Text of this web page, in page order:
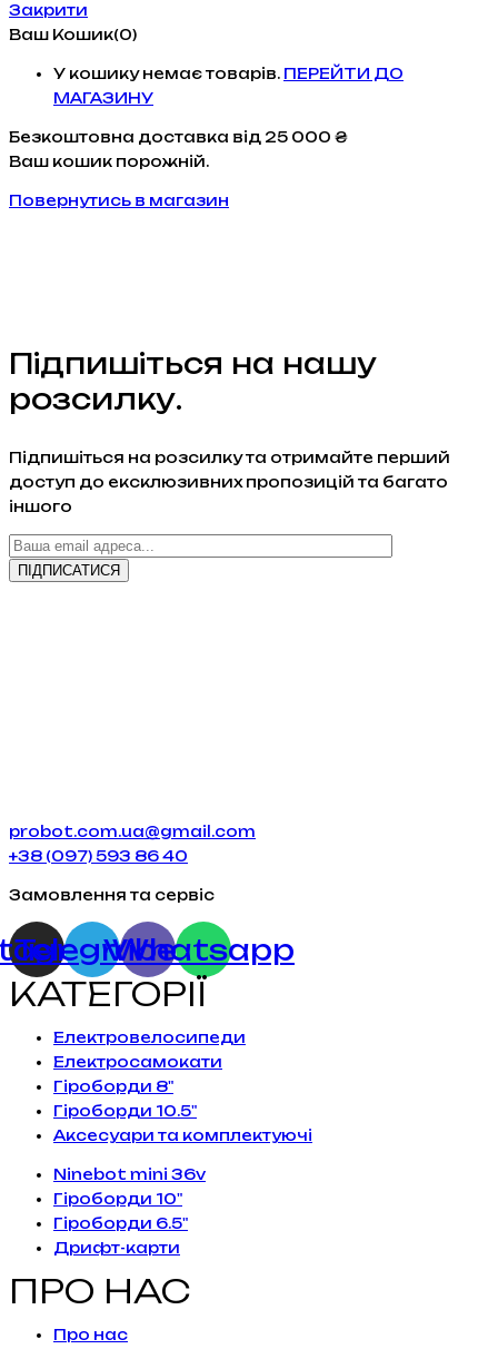
Закрити
Ваш Кошик(0)
У кошику немає товарів. ПЕРЕЙТИ ДО
МАГАЗИНУ
Безкоштовна доставка від 25 000 ₴
Ваш кошик порожній.
Повернутись в магазин
Підпишіться на нашу
розсилку.
Підпишіться на розсилку та отримайте перший
доступ до ексклюзивних пропозицій та багато
іншого
probot.com.ua@gmail.com
+38 (097) 593 86 40
Замовлення та сервіс
Telegram
Viber
Whatsapp
КАТЕГОРІЇ
Електровелосипеди
Електросамокати
Гіроборди 8"
Гіроборди 10.5"
Аксесуари та комплектуючі
Ninebot mini 36v
Гіроборди 10"
Гіроборди 6.5"
Дрифт-карти
ПРО НАС
Про нас